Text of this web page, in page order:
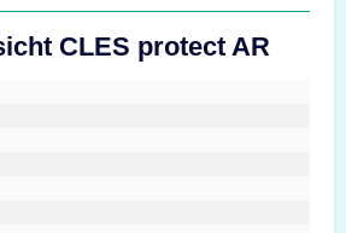
CLES protect AR